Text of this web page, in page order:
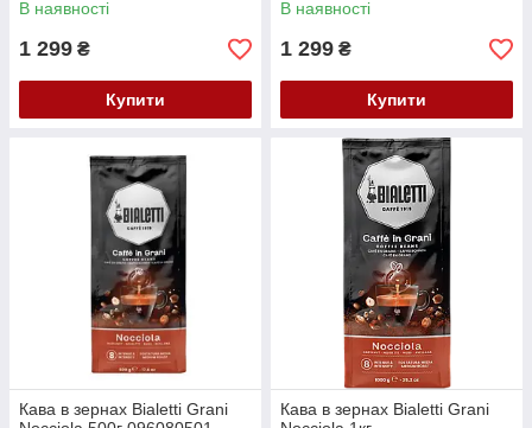
В наявності
1 299 ₴
Купити
В наявності
1 299 ₴
Купити
Кава в зернах Bialetti Grani
Кава в зернах Bialetti Grani